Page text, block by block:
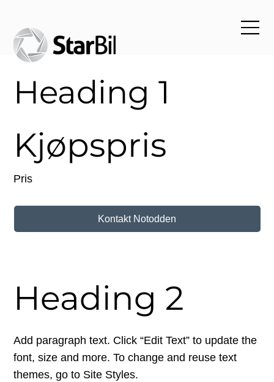
Heading 2
Add paragraph text. Click “Edit Text” to update the
font, size and more. To change and reuse text
themes, go to Site Styles.
Kjøpspris
Pris
Kontakt Notodden
Heading 1